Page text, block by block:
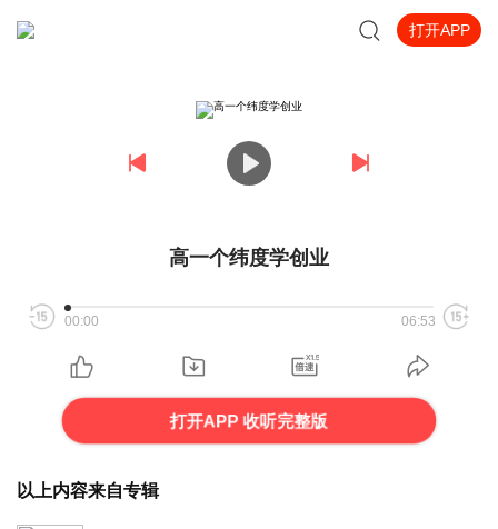
打开APP
高一个纬度学创业
00:00 06:53
打开APP 收听完整版
以上内容来自专辑